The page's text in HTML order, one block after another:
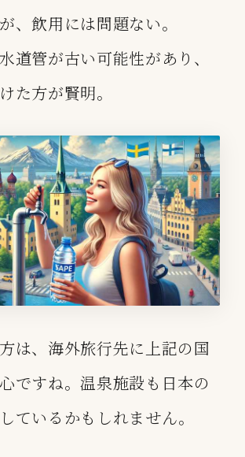
、飲用には問題ない。
水道管が古い可能性があり、
た方が賢明。
は、海外旅行先に上記の国
ですね。温泉施設も日本の
ているかもしれません。